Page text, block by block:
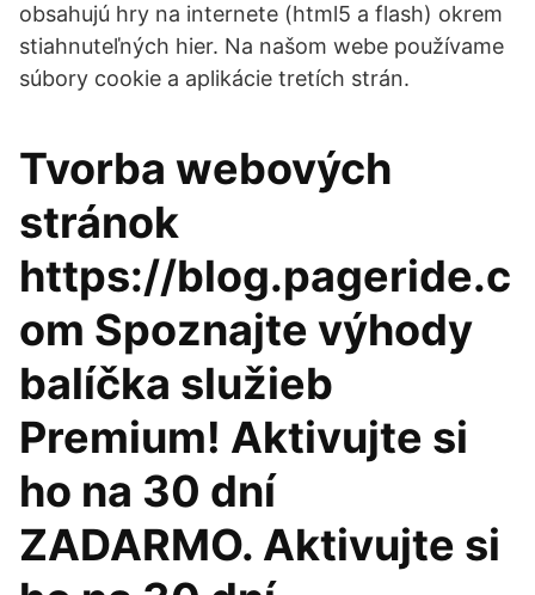
obsahujú hry na internete (html5 a flash) okrem
stiahnuteľných hier. Na našom webe používame
súbory cookie a aplikácie tretích strán.
Tvorba webových
stránok
https://blog.pageride.c
om Spoznajte výhody
balíčka služieb
Premium! Aktivujte si
ho na 30 dní
ZADARMO. Aktivujte si